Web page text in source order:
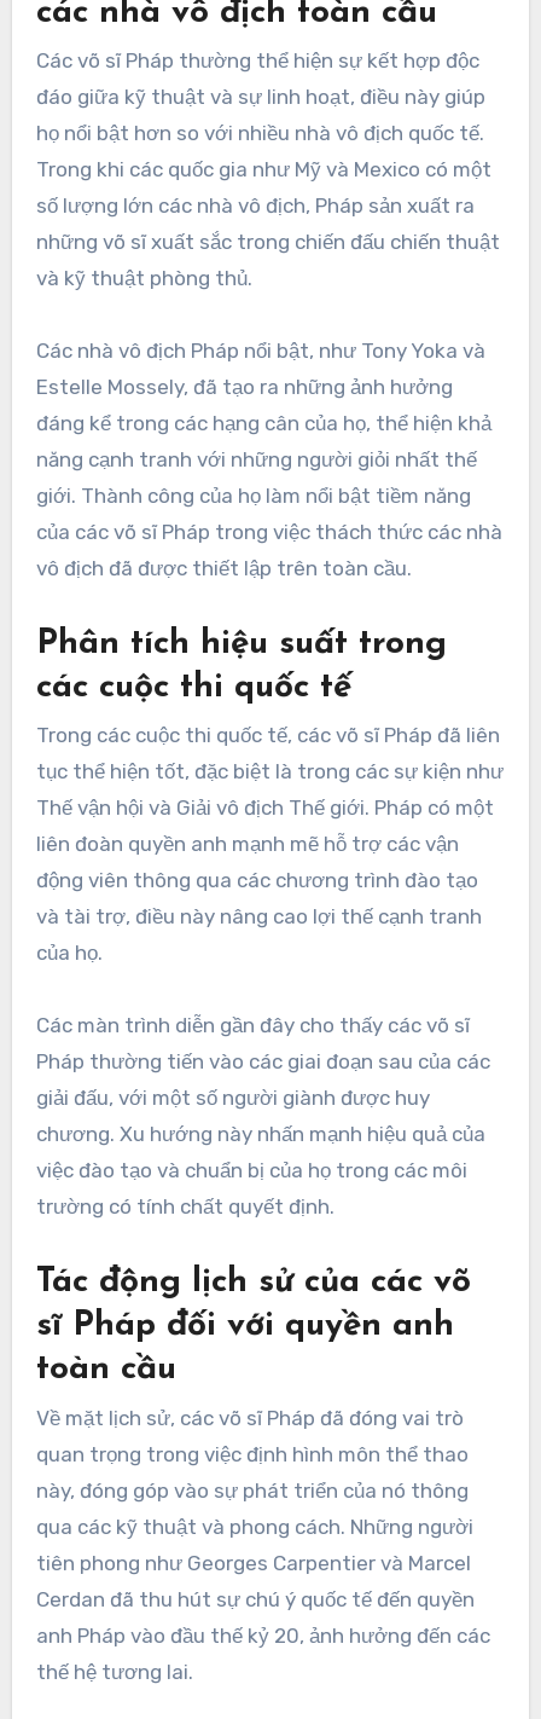
các nhà vô địch toàn cầu
Các võ sĩ Pháp thường thể hiện sự kết hợp độc
đáo giữa kỹ thuật và sự linh hoạt, điều này giúp
họ nổi bật hơn so với nhiều nhà vô địch quốc tế.
Trong khi các quốc gia như Mỹ và Mexico có một
số lượng lớn các nhà vô địch, Pháp sản xuất ra
những võ sĩ xuất sắc trong chiến đấu chiến thuật
và kỹ thuật phòng thủ.
Các nhà vô địch Pháp nổi bật, như Tony Yoka và
Estelle Mossely, đã tạo ra những ảnh hưởng
đáng kể trong các hạng cân của họ, thể hiện khả
năng cạnh tranh với những người giỏi nhất thế
giới. Thành công của họ làm nổi bật tiềm năng
của các võ sĩ Pháp trong việc thách thức các nhà
vô địch đã được thiết lập trên toàn cầu.
Phân tích hiệu suất trong
các cuộc thi quốc tế
Trong các cuộc thi quốc tế, các võ sĩ Pháp đã liên
tục thể hiện tốt, đặc biệt là trong các sự kiện như
Thế vận hội và Giải vô địch Thế giới. Pháp có một
liên đoàn quyền anh mạnh mẽ hỗ trợ các vận
động viên thông qua các chương trình đào tạo
và tài trợ, điều này nâng cao lợi thế cạnh tranh
của họ.
Các màn trình diễn gần đây cho thấy các võ sĩ
Pháp thường tiến vào các giai đoạn sau của các
giải đấu, với một số người giành được huy
chương. Xu hướng này nhấn mạnh hiệu quả của
việc đào tạo và chuẩn bị của họ trong các môi
trường có tính chất quyết định.
Tác động lịch sử của các võ
sĩ Pháp đối với quyền anh
toàn cầu
Về mặt lịch sử, các võ sĩ Pháp đã đóng vai trò
quan trọng trong việc định hình môn thể thao
này, đóng góp vào sự phát triển của nó thông
qua các kỹ thuật và phong cách. Những người
tiên phong như Georges Carpentier và Marcel
Cerdan đã thu hút sự chú ý quốc tế đến quyền
anh Pháp vào đầu thế kỷ 20, ảnh hưởng đến các
thế hệ tương lai.